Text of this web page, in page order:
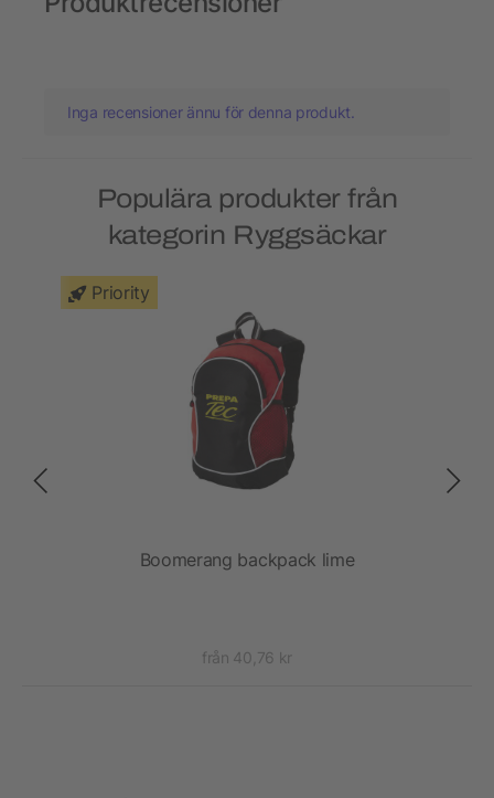
Inga recensioner ännu för denna produkt.
Populära produkter från
kategorin Ryggsäckar
Priority
Boomerang backpack lime
från 40,76 kr